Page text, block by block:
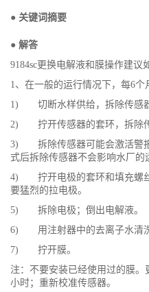
● 关键词摘要
● 解答
9184sc更换电解液和膜操作建议
1、在一般的运行情况下，每6个
1) 切断水样供给，拆除传感器
2) 拧开传感器的套环，拆除传
3) 拆除传感器可能会激活警
式后拆除传感器不会影响水厂的
4) 拧开电极的套环和填充螺
要猛烈的拉电极。
5) 拆除电极；倒出电解液。
6) 用注射器中的去离子水清洗
7) 拧开膜。
注：不要安装已经使用过的膜
小时；重新校准传感器。